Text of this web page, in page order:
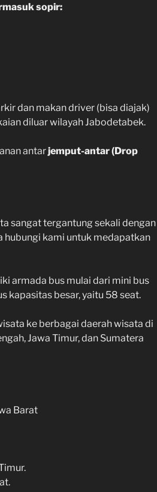
sopir:
dan makan driver (bisa diajak)
diluar wilayah Jabodetabek.
antarjemput-antar (Drop
sangat tergantung sekali dengan
hubungi kami untuk medapatkan
armada bus mulai dari mini bus
kapasitas besar, yaitu 58 seat.
ke berbagai daerah wisata di
Jawa Timur, dan Sumatera
Barat